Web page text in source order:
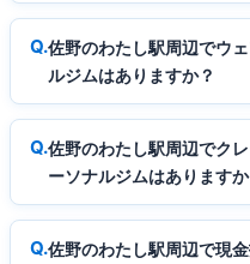
佐野のわたし駅周辺でウ
ルジムはありますか？
佐野のわたし駅周辺でク
ーソナルジムはありますか
佐野のわたし駅周辺で現